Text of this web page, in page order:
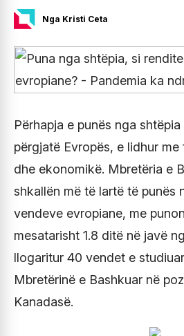
Nga Kristi Ceta
Përhapja e punës nga
përgjatë Evropës, e lidhur
dhe ekonomikë. Mbretëria e
shkallën më të lartë të punës
vendeve evropiane, me
mesatarisht 1.8 ditë në javë
llogaritur 40 vendet e
Mbretërinë e Bashkuar në
Kanadasë.